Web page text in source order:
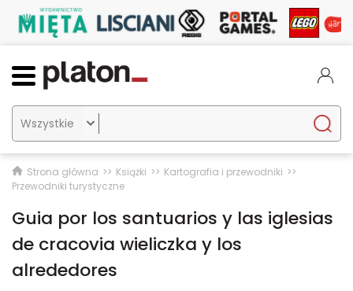

Strona główna Książki
Kartografia i przewodniki
Przewodniki turystyczne
Guia por los santuarios y las iglesias
de cracovia wieliczka y los
alrededores